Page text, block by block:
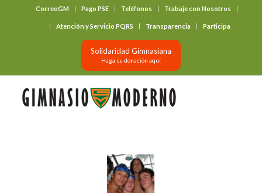
CorreoGM Pago PSE Teléfonos Trabaje con Nosotros
Atención y Servicio PQRS Transparencia Participa
Solidaridad Gimnasiana
Haga su donación aquí